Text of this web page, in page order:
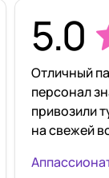
5.0
Отличный
персонал
привозили
на свежей
умер, и я